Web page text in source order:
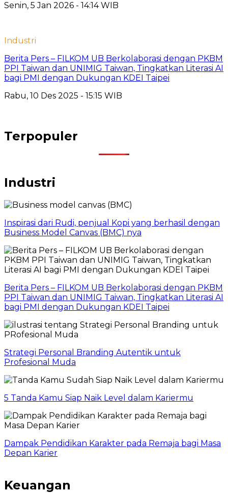
Senin, 5 Jan 2026 - 14:14 WIB
Industri
Berita Pers – FILKOM UB Berkolaborasi dengan PKBM
PPI Taiwan dan UNIMIG Taiwan, Tingkatkan Literasi AI
bagi PMI dengan Dukungan KDEI Taipei
Rabu, 10 Des 2025 - 15:15 WIB
Terpopuler
Industri
Inspirasi dari Rudi, penjual Kopi yang berhasil dengan
Business Model Canvas (BMC) nya
Berita Pers – FILKOM UB Berkolaborasi dengan PKBM
PPI Taiwan dan UNIMIG Taiwan, Tingkatkan Literasi AI
bagi PMI dengan Dukungan KDEI Taipei
Strategi Personal Branding Autentik untuk
Profesional Muda
5 Tanda Kamu Siap Naik Level dalam Kariermu
Dampak Pendidikan Karakter pada Remaja bagi Masa
Depan Karier
Keuangan